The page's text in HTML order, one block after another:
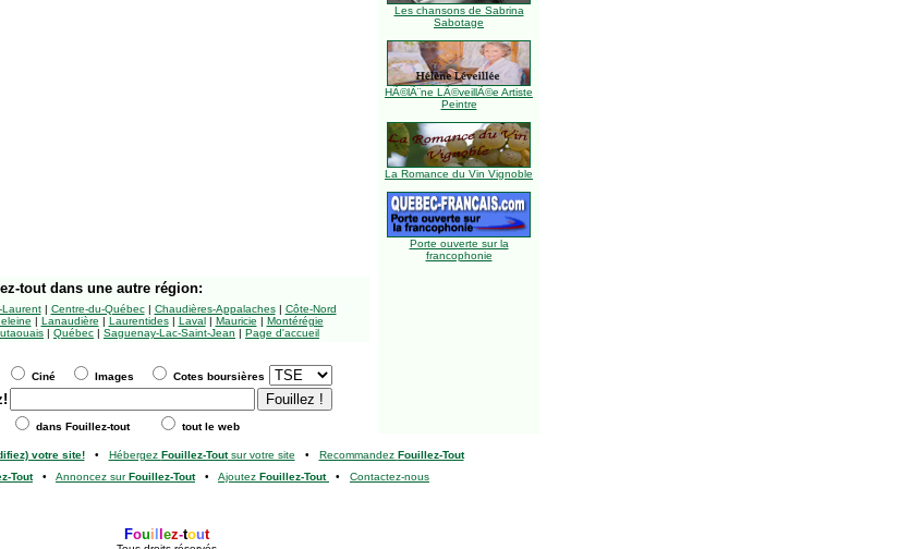
Les chansons de Sabrina
Sabotage
HÃ©lÃ¨ne LÃ©veillÃ©e Artiste
Peintre
La Romance du Vin Vignoble
Porte ouverte sur la
francophonie
toutdans une autre région:
Laurent| Centre-du-Québec| Chaudières-Appalaches| Côte-Nord
| Lanaudière | Laurentides| Laval| Mauricie | Montérégie
| Québec | Saguenay-Lac-Saint-Jean | Page d'accueil
Ciné Images Cotes boursières
dans Fouillez-tout tout le web
votre site!• Hébergez Fouillez-Toutsur votre site • Recommandez Fouillez-Tout
Tout• Annoncez surFouillez-Tout• Ajoutez Fouillez-Tout • Contactez-nous
Foui ez-tout